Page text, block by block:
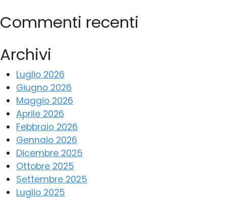
Commenti recenti
Archivi
Luglio 2026
Giugno 2026
Maggio 2026
Aprile 2026
Febbraio 2026
Gennaio 2026
Dicembre 2025
Ottobre 2025
Settembre 2025
Luglio 2025